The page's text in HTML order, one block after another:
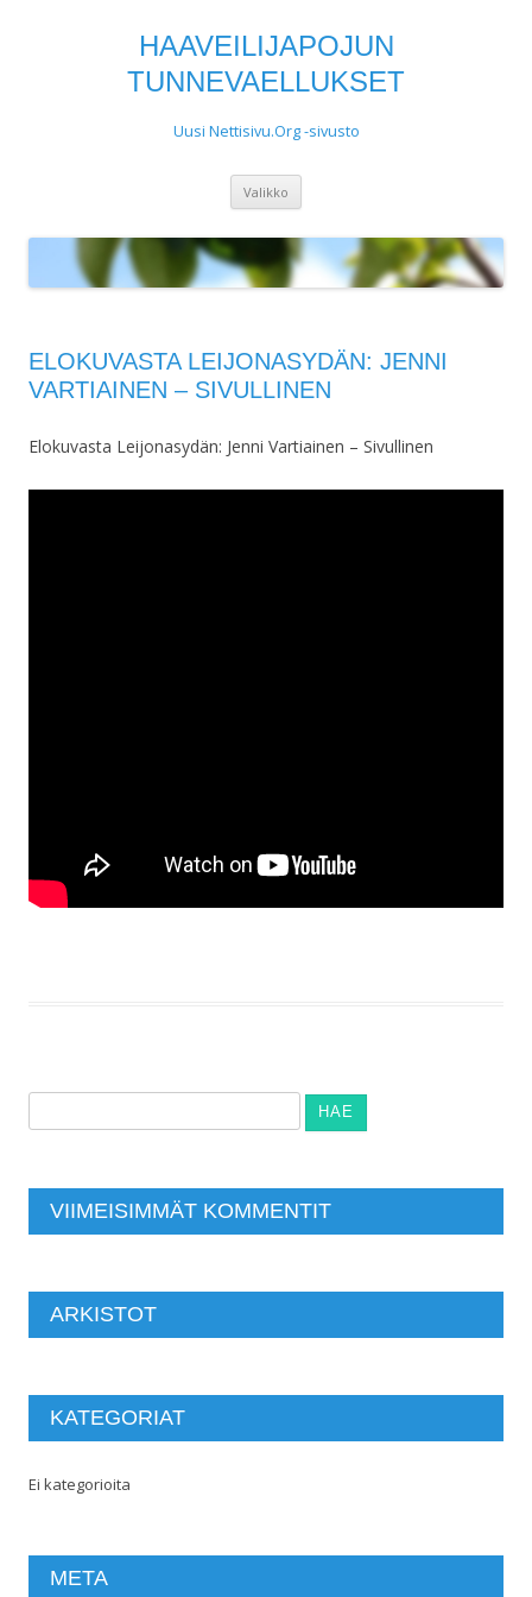
HAAVEILIJAPOJUN
TUNNEVAELLUKSET
Uusi Nettisivu.Org -sivusto
Valikko
ELOKUVASTA LEIJONASYDÄN: JENNI
VARTIAINEN – SIVULLINEN
Elokuvasta Leijonasydän: Jenni Vartiainen – Sivullinen
VIIMEISIMMÄT KOMMENTIT
ARKISTOT
KATEGORIAT
Ei kategorioita
META